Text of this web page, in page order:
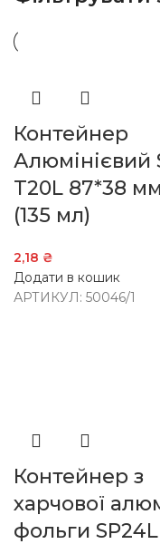
Контейнер
Алюмінієвий
T20L 87*38 мм
(135 мл)
2,18 ₴
Додати в кошик
АРТИКУЛ: 50046/1
Контейнер з
харчової
фольги